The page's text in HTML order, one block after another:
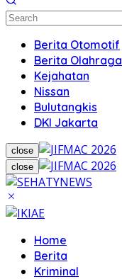
Berita Otomotif
Berita Olahraga
Kejahatan
Nissan
Bulutangkis
DKI Jakarta
close
close
Home
Berita
Kriminal